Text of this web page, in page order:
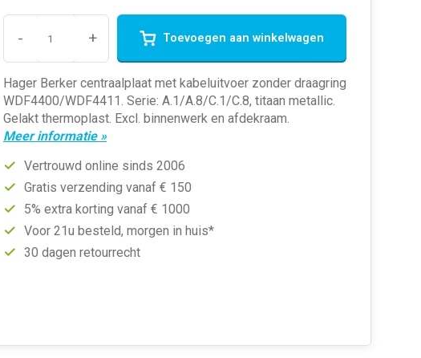
- + Toevoegen aan winkelwagen
Hager Berker centraalplaat met kabeluitvoer zonder draagring
WDF4400/WDF4411. Serie: A.1/A.8/C.1/C.8, titaan metallic.
Gelakt thermoplast. Excl. binnenwerk en afdekraam.
Meer informatie »
Vertrouwd online sinds 2006
Gratis verzending vanaf € 150
5% extra korting vanaf € 1000
Voor 21u besteld, morgen in huis*
30 dagen retourrecht